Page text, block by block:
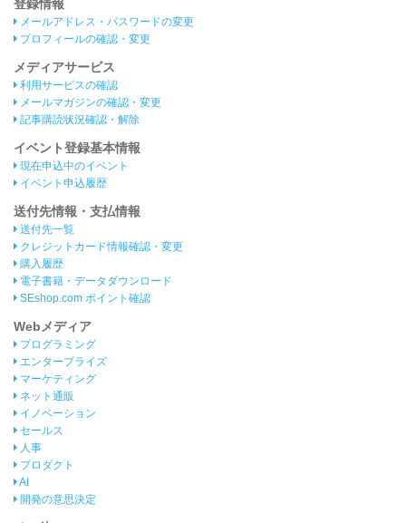
登録情報
メールアドレス・パスワードの変更
プロフィールの確認・変更
メディアサービス
利用サービスの確認
メールマガジンの確認・変更
記事購読状況確認・解除
イベント登録基本情報
現在申込中のイベント
イベント申込履歴
送付先情報・支払情報
送付先一覧
クレジットカード情報確認・変更
購入履歴
電子書籍・データダウンロード
SEshop.com ポイント確認
Webメディア
プログラミング
エンタープライズ
マーケティング
ネット通販
イノベーション
セールス
人事
プロダクト
AI
開発の意思決定